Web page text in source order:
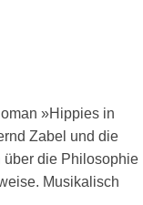
»Hippies in
Zabel und die
über die Philosophie
Musikalisch